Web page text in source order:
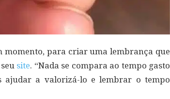
momento, para criar uma lembrança que
site. “Nada se compara ao tempo gasto
ajudar a valorizá-lo e lembrar o tempo